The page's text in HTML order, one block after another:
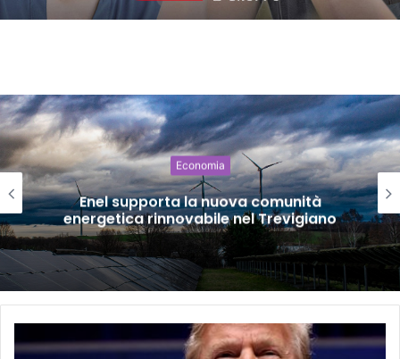
Economia
Enel supporta la nuova comunità
energetica rinnovabile nel Trevigiano